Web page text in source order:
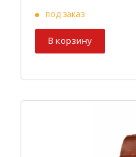
под заказ
В корзину